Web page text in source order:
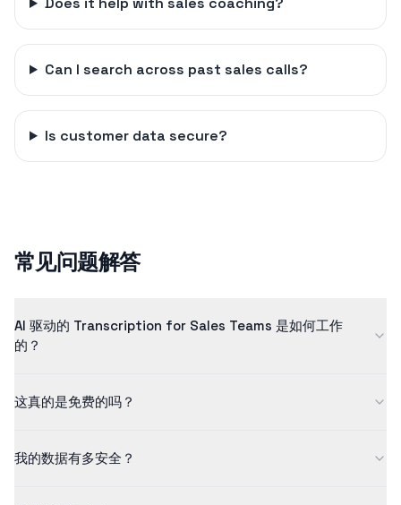
Can I search across past sales calls?
Is customer data secure?
常见问题解答
AI 驱动的 Transcription for Sales Teams 是如何工作
的？
术，以极高的准确度将语音转换为文本。该 AI 模型经过数百万个示
这真的是免费的吗？
理更长的内容和使用更多功能，请查看我们的 Pro 计划。
我的数据有多安全？